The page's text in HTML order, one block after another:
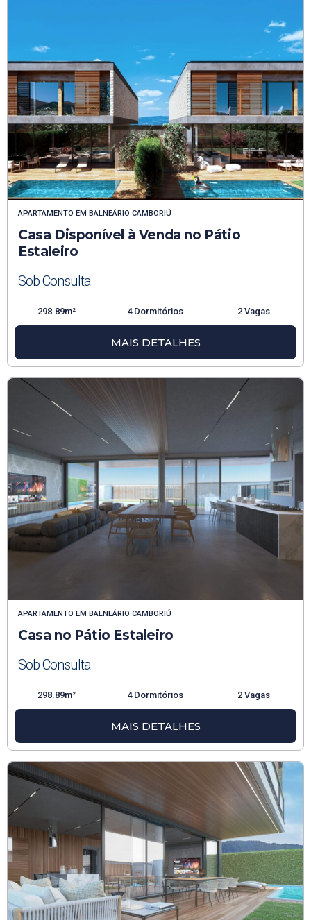
APARTAMENTO EM BALNEÁRIO CAMBORIÚ
Casa Disponível à Venda no Pátio
Estaleiro
Sob Consulta
298.89m² 4 Dormitórios 2 Vagas
MAIS DETALHES
APARTAMENTO EM BALNEÁRIO CAMBORIÚ
Casa no Pátio Estaleiro
Sob Consulta
298.89m² 4 Dormitórios 2 Vagas
MAIS DETALHES